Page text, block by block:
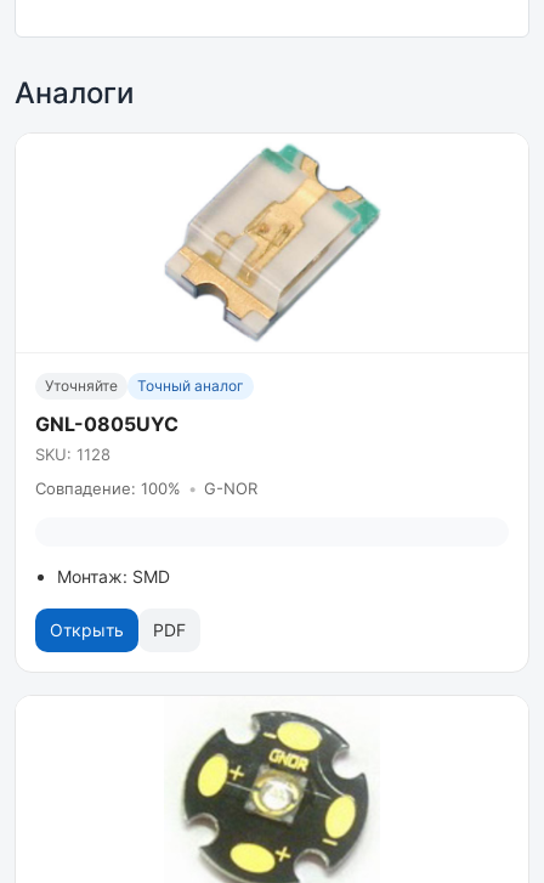
Аналоги
Уточняйте Точный аналог
GNL-0805UYC
SKU: 1128
Совпадение: 100% • G-NOR
Монтаж: SMD
Открыть PDF